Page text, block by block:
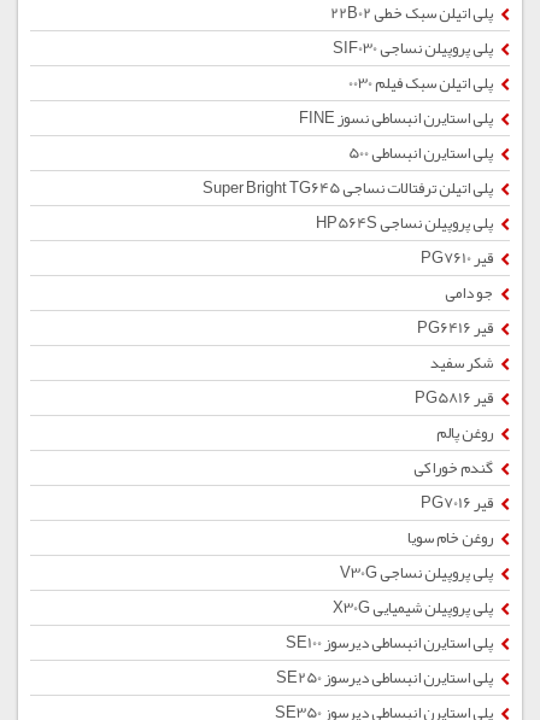
پلی اتیلن سبک خطی 22B02
پلی پروپیلن نساجی SIF030
پلی اتیلن سبک فیلم 0030
پلی استایرن انبساطی نسوز FINE
پلی استایرن انبساطی 500
پلی اتیلن ترفتالات نساجی Super Bright TG645
پلی پروپیلن نساجی HP564S
قیر PG7610
جو دامی
قیر PG6416
شکر سفید
قیر PG5816
روغن پالم
گندم خوراکی
قیر PG7016
روغن خام سویا
پلی پروپیلن نساجی V30G
پلی پروپیلن شیمیایی X30G
پلی استایرن انبساطی دیرسوز SE100
پلی استایرن انبساطی دیرسوز SE250
پلی استایرن انبساطی دیرسوز SE350